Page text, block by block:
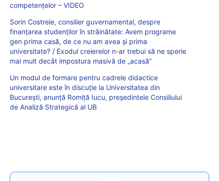
competențelor – VIDEO
Sorin Costreie, consilier guvernamental, despre
finanțarea studenților în străinătate: Avem programe
gen prima casă, de ce nu am avea și prima
universitate? / Exodul creierelor n-ar trebui să ne sperie
mai mult decât impostura masivă de „acasă”
Un modul de formare pentru cadrele didactice
universitare este în discuție la Universitatea din
București, anunță Romiță Iucu, președintele Consiliului
de Analiză Strategică al UB